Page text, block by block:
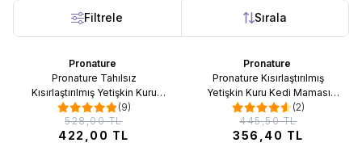
Filtrele Sırala
Favorilere Ekle
Pronature
Pronature Tahılsız
Kısırlaştırılmış Yetişkin Kuru
Kedi Maması (Perfect Weight) -
Kuzu Etli ve Enginarlı - 1,5KG
(9)
528,00TL
422,00 TL
Favorilere Ekle
Pronature
Pronature Kısırlaştırılmış
Yetişkin Kuru Kedi Maması
(Weight Protect) - Hamsili ve
Pirinçli - 1,5KG
(2)
445,50TL
356,40 TL